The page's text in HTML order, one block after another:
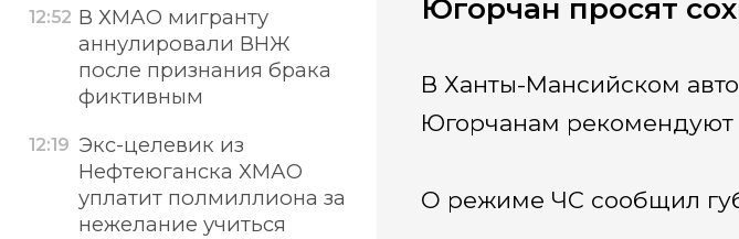
Югорчан просят
В Ханты-Мансийском
Югорчанам рекомендуют
О режиме ЧС сообщил
12:52 В ХМАО мигранту
аннулировали ВНЖ
после признания брака
фиктивным
12:19 Экс-целевик из
Нефтеюганска ХМАО
уплатит полмиллиона за
нежелание учиться